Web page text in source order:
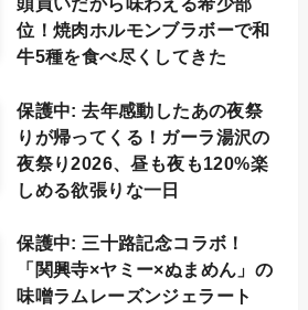
位！焼肉ホルモンブラボーで和
牛5種を食べ尽くしてきた
保護中: 去年感動したあの夜祭
りが帰ってくる！ガーラ湯沢の
夜祭り2026、昼も夜も120%楽
しめる欲張りな一日
保護中: 三十路記念コラボ！
「関興寺×ヤミー×ぬまめん」の
味噌ラムレーズンジェラート